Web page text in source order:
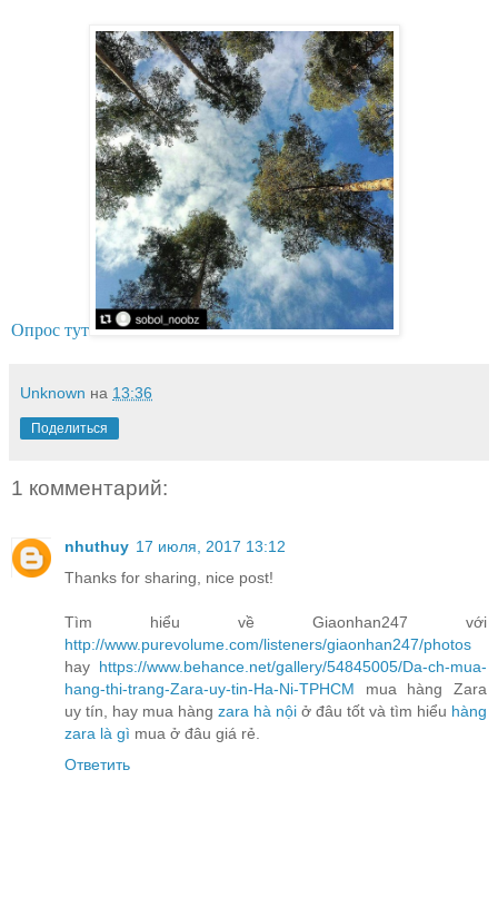
Опрос тут
Unknown на 13:36
Поделиться
1 комментарий:
nhuthuy 17 июля, 2017 13:12
Thanks for sharing, nice post!
Tìm hiểu về Giaonhan247 với
http://www.purevolume.com/listeners/giaonhan247/photos
hay https://www.behance.net/gallery/54845005/Da-ch-mua-
hang-thi-trang-Zara-uy-tin-Ha-Ni-TPHCM mua hàng Zara
uy tín, hay mua hàng zara hà nội ở đâu tốt và tìm hiểu hàng
zara là gì mua ở đâu giá rẻ.
Ответить